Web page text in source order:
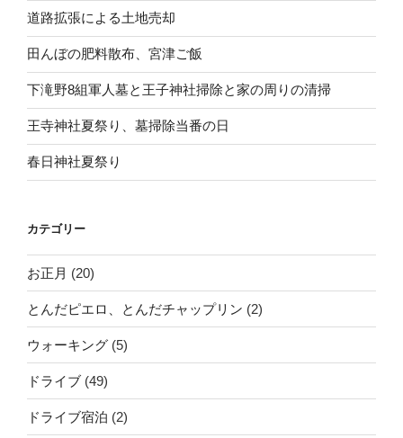
道路拡張による土地売却
田んぼの肥料散布、宮津ご飯
下滝野8組軍人墓と王子神社掃除と家の周りの清掃
王寺神社夏祭り、墓掃除当番の日
春日神社夏祭り
カテゴリー
お正月 (20)
とんだピエロ、とんだチャップリン (2)
ウォーキング (5)
ドライブ (49)
ドライブ宿泊 (2)